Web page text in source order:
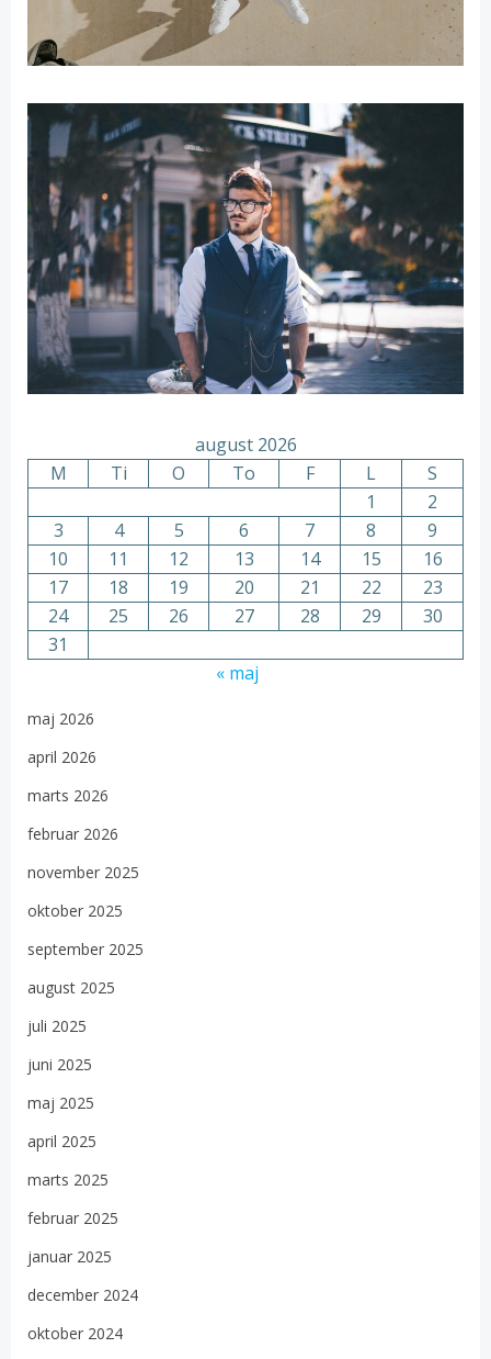
august 2026
M
Ti O To F L
S
1
2
3
4 5 6 7 8
9
10
11 12 13 14 15
16
17
18 19 20 21 22
23
24
25 26 27 28 29
30
31
« maj
maj 2026
april 2026
marts 2026
februar 2026
november 2025
oktober 2025
september 2025
august 2025
juli 2025
juni 2025
maj 2025
april 2025
marts 2025
februar 2025
januar 2025
december 2024
oktober 2024